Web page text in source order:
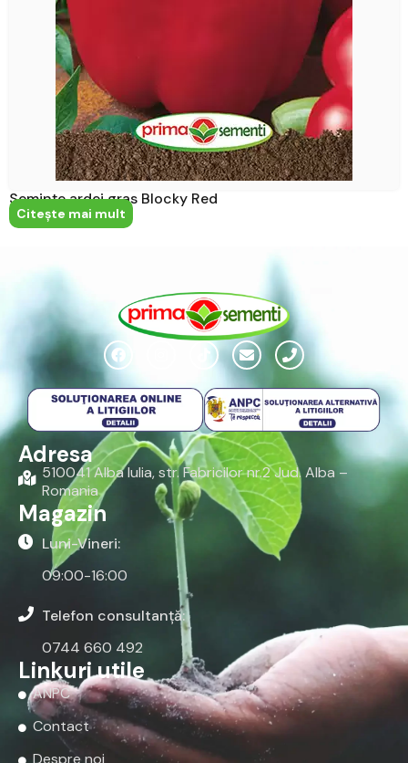
Semințe ardei gras Blocky Red
Citeşte mai mult
Adresa
510041 Alba Iulia, str. Fabricilor nr.2 Jud. Alba –
Romania
Magazin
Luni-Vineri:
09:00-16:00
Telefon consultanță:
0744 660 492
Linkuri utile
ANPC
Contact
Despre noi